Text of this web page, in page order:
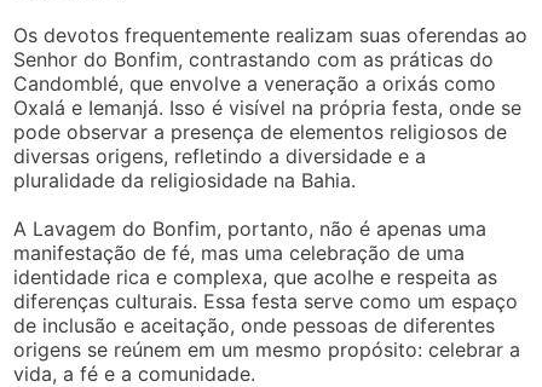
Os devotos frequentemente realizam suas oferendas ao
Senhor do Bonfim, contrastando com as práticas do
Candomblé, que envolve a veneração a orixás como
Oxalá e Iemanjá. Isso é visível na própria festa, onde se
pode observar a presença de elementos religiosos de
diversas origens, refletindo a diversidade e a
pluralidade da religiosidade na Bahia.
A Lavagem do Bonfim, portanto, não é apenas uma
manifestação de fé, mas uma celebração de uma
identidade rica e complexa, que acolhe e respeita as
diferenças culturais. Essa festa serve como um espaço
de inclusão e aceitação, onde pessoas de diferentes
origens se reúnem em um mesmo propósito: celebrar a
vida, a fé e a comunidade.